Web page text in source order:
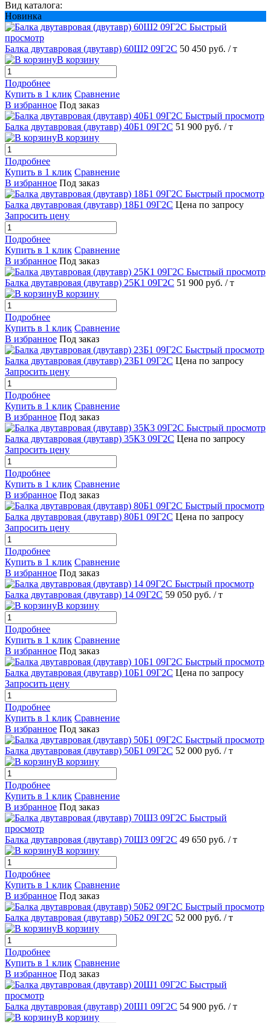
Вид каталога:
Новинка
Быстрый
просмотр
Балка двутавровая (двутавр) 60Ш2 09Г2С 50 450 руб. / т
В корзину
Подробнее
Купить в 1 клик Сравнение
В избранное Под заказ
Быстрый просмотр
Балка двутавровая (двутавр) 40Б1 09Г2С 51 900 руб. / т
В корзину
Подробнее
Купить в 1 клик Сравнение
В избранное Под заказ
Быстрый просмотр
Балка двутавровая (двутавр) 18Б1 09Г2С Цена по запросу
Запросить цену
Подробнее
Купить в 1 клик Сравнение
В избранное Под заказ
Быстрый просмотр
Балка двутавровая (двутавр) 25К1 09Г2С 51 900 руб. / т
В корзину
Подробнее
Купить в 1 клик Сравнение
В избранное Под заказ
Быстрый просмотр
Балка двутавровая (двутавр) 23Б1 09Г2С Цена по запросу
Запросить цену
Подробнее
Купить в 1 клик Сравнение
В избранное Под заказ
Быстрый просмотр
Балка двутавровая (двутавр) 35К3 09Г2С Цена по запросу
Запросить цену
Подробнее
Купить в 1 клик Сравнение
В избранное Под заказ
Быстрый просмотр
Балка двутавровая (двутавр) 80Б1 09Г2С Цена по запросу
Запросить цену
Подробнее
Купить в 1 клик Сравнение
В избранное Под заказ
Быстрый просмотр
Балка двутавровая (двутавр) 14 09Г2С 59 050 руб. / т
В корзину
Подробнее
Купить в 1 клик Сравнение
В избранное Под заказ
Быстрый просмотр
Балка двутавровая (двутавр) 10Б1 09Г2С Цена по запросу
Запросить цену
Подробнее
Купить в 1 клик Сравнение
В избранное Под заказ
Быстрый просмотр
Балка двутавровая (двутавр) 50Б1 09Г2С 52 000 руб. / т
В корзину
Подробнее
Купить в 1 клик Сравнение
В избранное Под заказ
Быстрый
просмотр
Балка двутавровая (двутавр) 70Ш3 09Г2С 49 650 руб. / т
В корзину
Подробнее
Купить в 1 клик Сравнение
В избранное Под заказ
Быстрый просмотр
Балка двутавровая (двутавр) 50Б2 09Г2С 52 000 руб. / т
В корзину
Подробнее
Купить в 1 клик Сравнение
В избранное Под заказ
Быстрый
просмотр
Балка двутавровая (двутавр) 20Ш1 09Г2С 54 900 руб. / т
В корзину